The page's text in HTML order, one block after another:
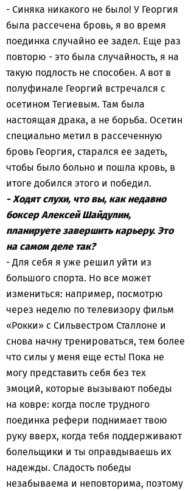
- Синяка никакого не было! У Георгия
была рассечена бровь, я во время
поединка случайно ее задел. Еще раз
повторю - это была случайность, я на
такую подлость не способен. А вот в
полуфинале Георгий встречался с
осетином Тегиевым. Там была
настоящая драка, а не борьба. Осетин
специально метил в рассеченную
бровь Георгия, старался ее задеть,
чтобы было больно и пошла кровь, в
итоге добился этого и победил.
- Ходят слухи, что вы, как недавно
боксер Алексей Шайдулин,
планируете завершить карьеру. Это
на самом деле так?
- Для себя я уже решил уйти из
большого спорта. Но все может
измениться: например, посмотрю
через неделю по телевизору фильм
«Рокки» с Сильвестром Сталлоне и
снова начну тренироваться, тем более
что силы у меня еще есть! Пока не
могу представить себя без тех
эмоций, которые вызывают победы
на ковре: когда после трудного
поединка рефери поднимает твою
руку вверх, когда тебя поддерживают
болельщики и ты оправдываешь их
надежды. Сладость победы
незабываема и неповторима, поэтому